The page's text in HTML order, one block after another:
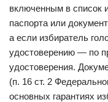
включенным в список
паспорта или
а если избиратель
удостоверению — по
удостоверения.
(п. 16 ст. 2
основных гарантиях